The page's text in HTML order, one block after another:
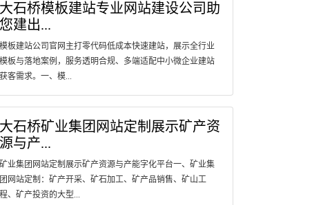
大石桥模板建站专业网站建设公司助
您建出...
模板建站公司官网主打零代码低成本快速建站，展示全行业
模板与落地案例，服务透明合规、多端适配中小微企业建站
获客需求。一、模...
大石桥矿业集团网站定制展示矿产资
源与产...
矿业集团网站定制展示矿产资源与产能字化平台一、矿业集
团网站定制：矿产开采、矿石加工、矿产品销售、矿山工
程、矿产投资的大型...